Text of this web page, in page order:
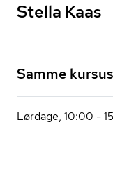
Stella Kaas
Samme
Lørdage, 10:00 -